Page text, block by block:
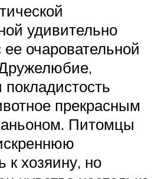
удивительно
ее очаровательной
покладистость
прекрасным
Питомцы
к хозяину, но